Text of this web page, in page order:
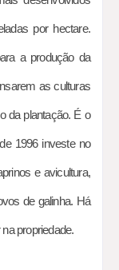
por hectare.
a produção da
as culturas
da plantação. É o
1996 investe no
e avicultura,
de galinha. Há
propriedade.